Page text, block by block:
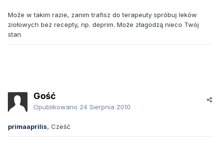
Może w takim razie, zanim trafisz do terapeuty spróbuj leków
ziołowych bez recepty, np. deprim. Może złagodzą nieco Twój
stan
Gość
Opublikowano 24 Sierpnia 2010
primaaprilis, Cześć